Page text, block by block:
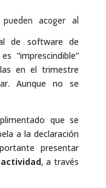
acoger al
de software de
“imprescindible”
en el trimestre
Aunque no se
que se
a la declaración
presentar
, a través